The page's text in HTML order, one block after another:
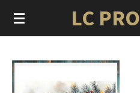
Ga
direct
hoofdinhoud
LC PRO